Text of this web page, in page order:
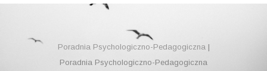
Poradnia Psychologiczno-Pedagogiczna|
Poradnia Psychologiczno-Pedagogiczna